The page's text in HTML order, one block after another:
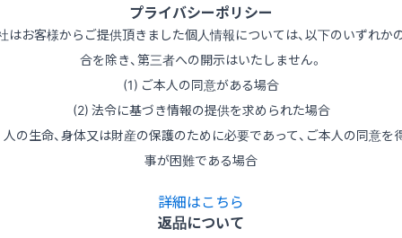
プライバシーポリシー
はお客様からご提供頂きました個人情報については、以下のいずれか
合を除き、第三者への開示はいたしません。
(1) ご本人の同意がある場合
(2) 法令に基づき情報の提供を求められた場合
の生命、身体又は財産の保護のために必要であって、ご本人の同意を
事が困難である場合
詳細はこちら
返品について